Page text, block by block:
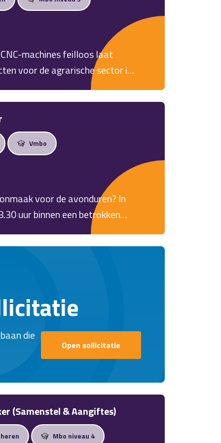
machines feilloos laat
voor de agrarische sector in
innovatieve speler in
Professionals een
uitdagende fulltime baan in
tot € 3.000,- bruto én
Vmbo
voor de avonduren? In
uur binnen een betrokken
schoon en
graag structureel werkt en
die
Open sollicitatie
(Samenstel & Aangiftes)
Mbo niveau 4